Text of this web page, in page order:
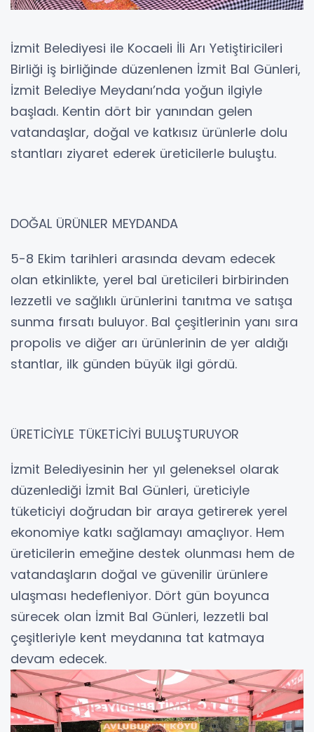
İzmit Belediyesi ile Kocaeli İli Arı Yetiştiricileri
Birliği iş birliğinde düzenlenen İzmit Bal Günleri,
İzmit Belediye Meydanı’nda yoğun ilgiyle
başladı. Kentin dört bir yanından gelen
vatandaşlar, doğal ve katkısız ürünlerle dolu
stantları ziyaret ederek üreticilerle buluştu.
DOĞAL ÜRÜNLER MEYDANDA
5-8 Ekim tarihleri arasında devam edecek
olan etkinlikte, yerel bal üreticileri birbirinden
lezzetli ve sağlıklı ürünlerini tanıtma ve satışa
sunma fırsatı buluyor. Bal çeşitlerinin yanı sıra
propolis ve diğer arı ürünlerinin de yer aldığı
stantlar, ilk günden büyük ilgi gördü.
ÜRETİCİYLE TÜKETİCİYİ BULUŞTURUYOR
İzmit Belediyesinin her yıl geleneksel olarak
düzenlediği İzmit Bal Günleri, üreticiyle
tüketiciyi doğrudan bir araya getirerek yerel
ekonomiye katkı sağlamayı amaçlıyor. Hem
üreticilerin emeğine destek olunması hem de
vatandaşların doğal ve güvenilir ürünlere
ulaşması hedefleniyor. Dört gün boyunca
sürecek olan İzmit Bal Günleri, lezzetli bal
çeşitleriyle kent meydanına tat katmaya
devam edecek.